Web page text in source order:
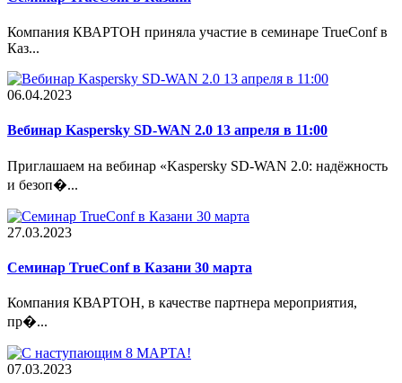
Компания КВАРТОН приняла участие в семинаре TrueConf в
Каз...
06.04.2023
Вебинар Kaspersky SD-WAN 2.0 13 апреля в 11:00
Приглашаем на вебинар «Kaspersky SD-WAN 2.0: надёжность
и безоп�...
27.03.2023
Семинар TrueConf в Казани 30 марта
Компания КВАРТОН, в качестве партнера мероприятия,
пр�...
07.03.2023